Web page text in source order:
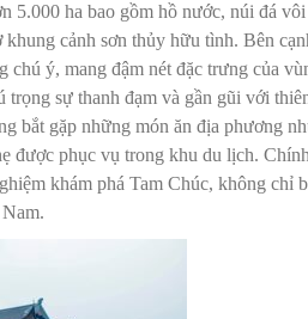
5.000 ha bao gồm hồ nước, núi đá
khung cảnh sơn thủy hữu tình. Bên
chú ý, mang đậm nét đặc trưng của
trọng sự thanh đạm và gần gũi với
bắt gặp những món ăn địa phương
được phục vụ trong khu du lịch.
khám phá Tam Chúc, không chỉ